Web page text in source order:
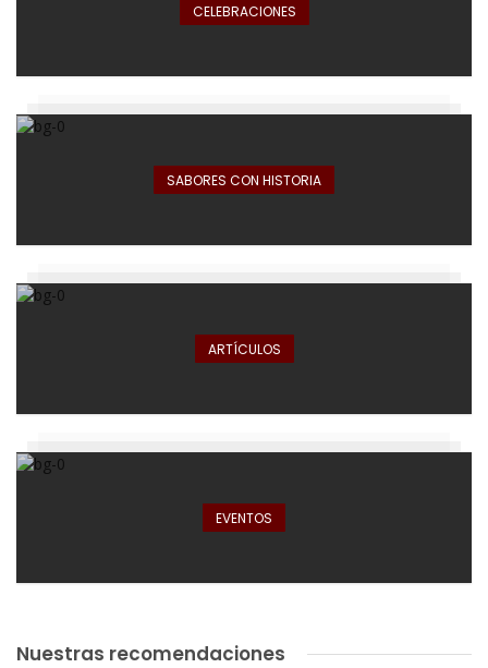
CELEBRACIONES
SABORES CON HISTORIA
ARTÍCULOS
EVENTOS
Nuestras recomendaciones